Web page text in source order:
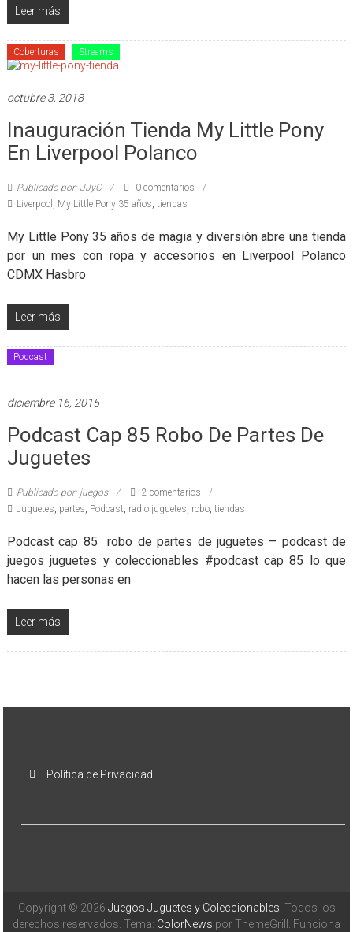
Leer más
Coberturas Streams
octubre 3, 2018
Inauguración Tienda My Little Pony
En Liverpool Polanco
Publicado por: JJyC
0 comentarios
Liverpool , My Little Pony 35 años, tiendas
My Little Pony 35 años de magia y diversión abre una tienda
por un mes con ropa y accesorios en Liverpool Polanco
CDMX Hasbro
Leer más
Podcast
diciembre 16, 2015
Podcast Cap 85 Robo De Partes De
Juguetes
Publicado por: juegos
2 comentarios
Juguetes, partes, Podcast, radio juguetes, robo, tiendas
Podcast cap 85 robo de partes de juguetes – podcast de
juegos juguetes y coleccionables #podcast cap 85 lo que
hacen las personas en
Leer más
Política de Privacidad
Copyright © 2026 Juegos Juguetes y Coleccionables . Todos los
derechos reservados. Tema: ColorNews por ThemeGrill. Funciona